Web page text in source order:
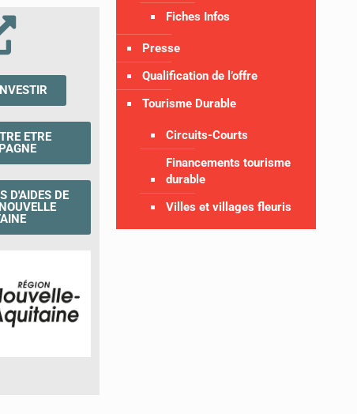
ETRE
D'AIDES DE
Fiches Infos
Presse
Qualification de l’offre
Tourisme Durable
Circuits-Courts
Financements tourisme
durable
Villes et villages fleuris